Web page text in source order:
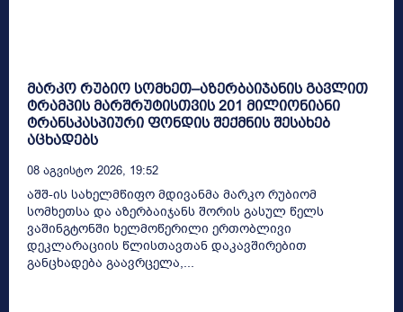
მარკო რუბიო სომხეთ–აზერბაიჯანის გავლით
ტრამპის მარშრუტისთვის 201 მილიონიანი
ტრანსკასპიური ფონდის შექმნის შესახებ
აცხადებს
08 Აგვისტო 2026, 19:52
აშშ-ის სახელმწიფო მდივანმა მარკო რუბიომ
სომხეთსა და აზერბაიჯანს შორის გასულ წელს
ვაშინგტონში ხელმოწერილი ერთობლივი
დეკლარაციის წლისთავთან დაკავშირებით
განცხადება გაავრცელა,...